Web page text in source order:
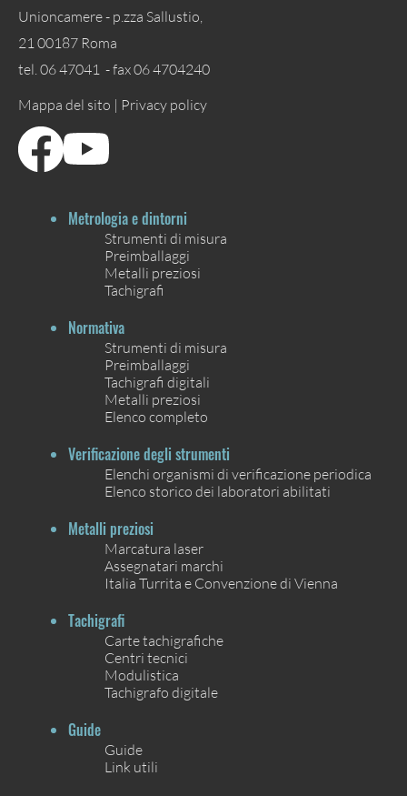
Unioncamere - p.zza Sallustio,
21 00187 Roma
tel. 06 47041 - fax 06 4704240
Mappa del sito | Privacy policy
Metrologia e dintorni
Strumenti di misura
Preimballaggi
Metalli preziosi
Tachigrafi
Normativa
Strumenti di misura
Preimballaggi
Tachigrafi digitali
Metalli preziosi
Elenco completo
Verificazione degli strumenti
Elenchi organismi di verificazione periodica
Elenco storico dei laboratori abilitati
Metalli preziosi
Marcatura laser
Assegnatari marchi
Italia Turrita e Convenzione di Vienna
Tachigrafi
Carte tachigrafiche
Centri tecnici
Modulistica
Tachigrafo digitale
Guide
Guide
Link utili